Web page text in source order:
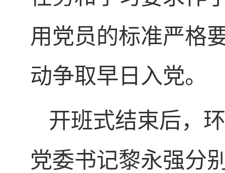
用党员的标准严格
动争取早日入党。
开班式结束后，
党委书记黎永强分